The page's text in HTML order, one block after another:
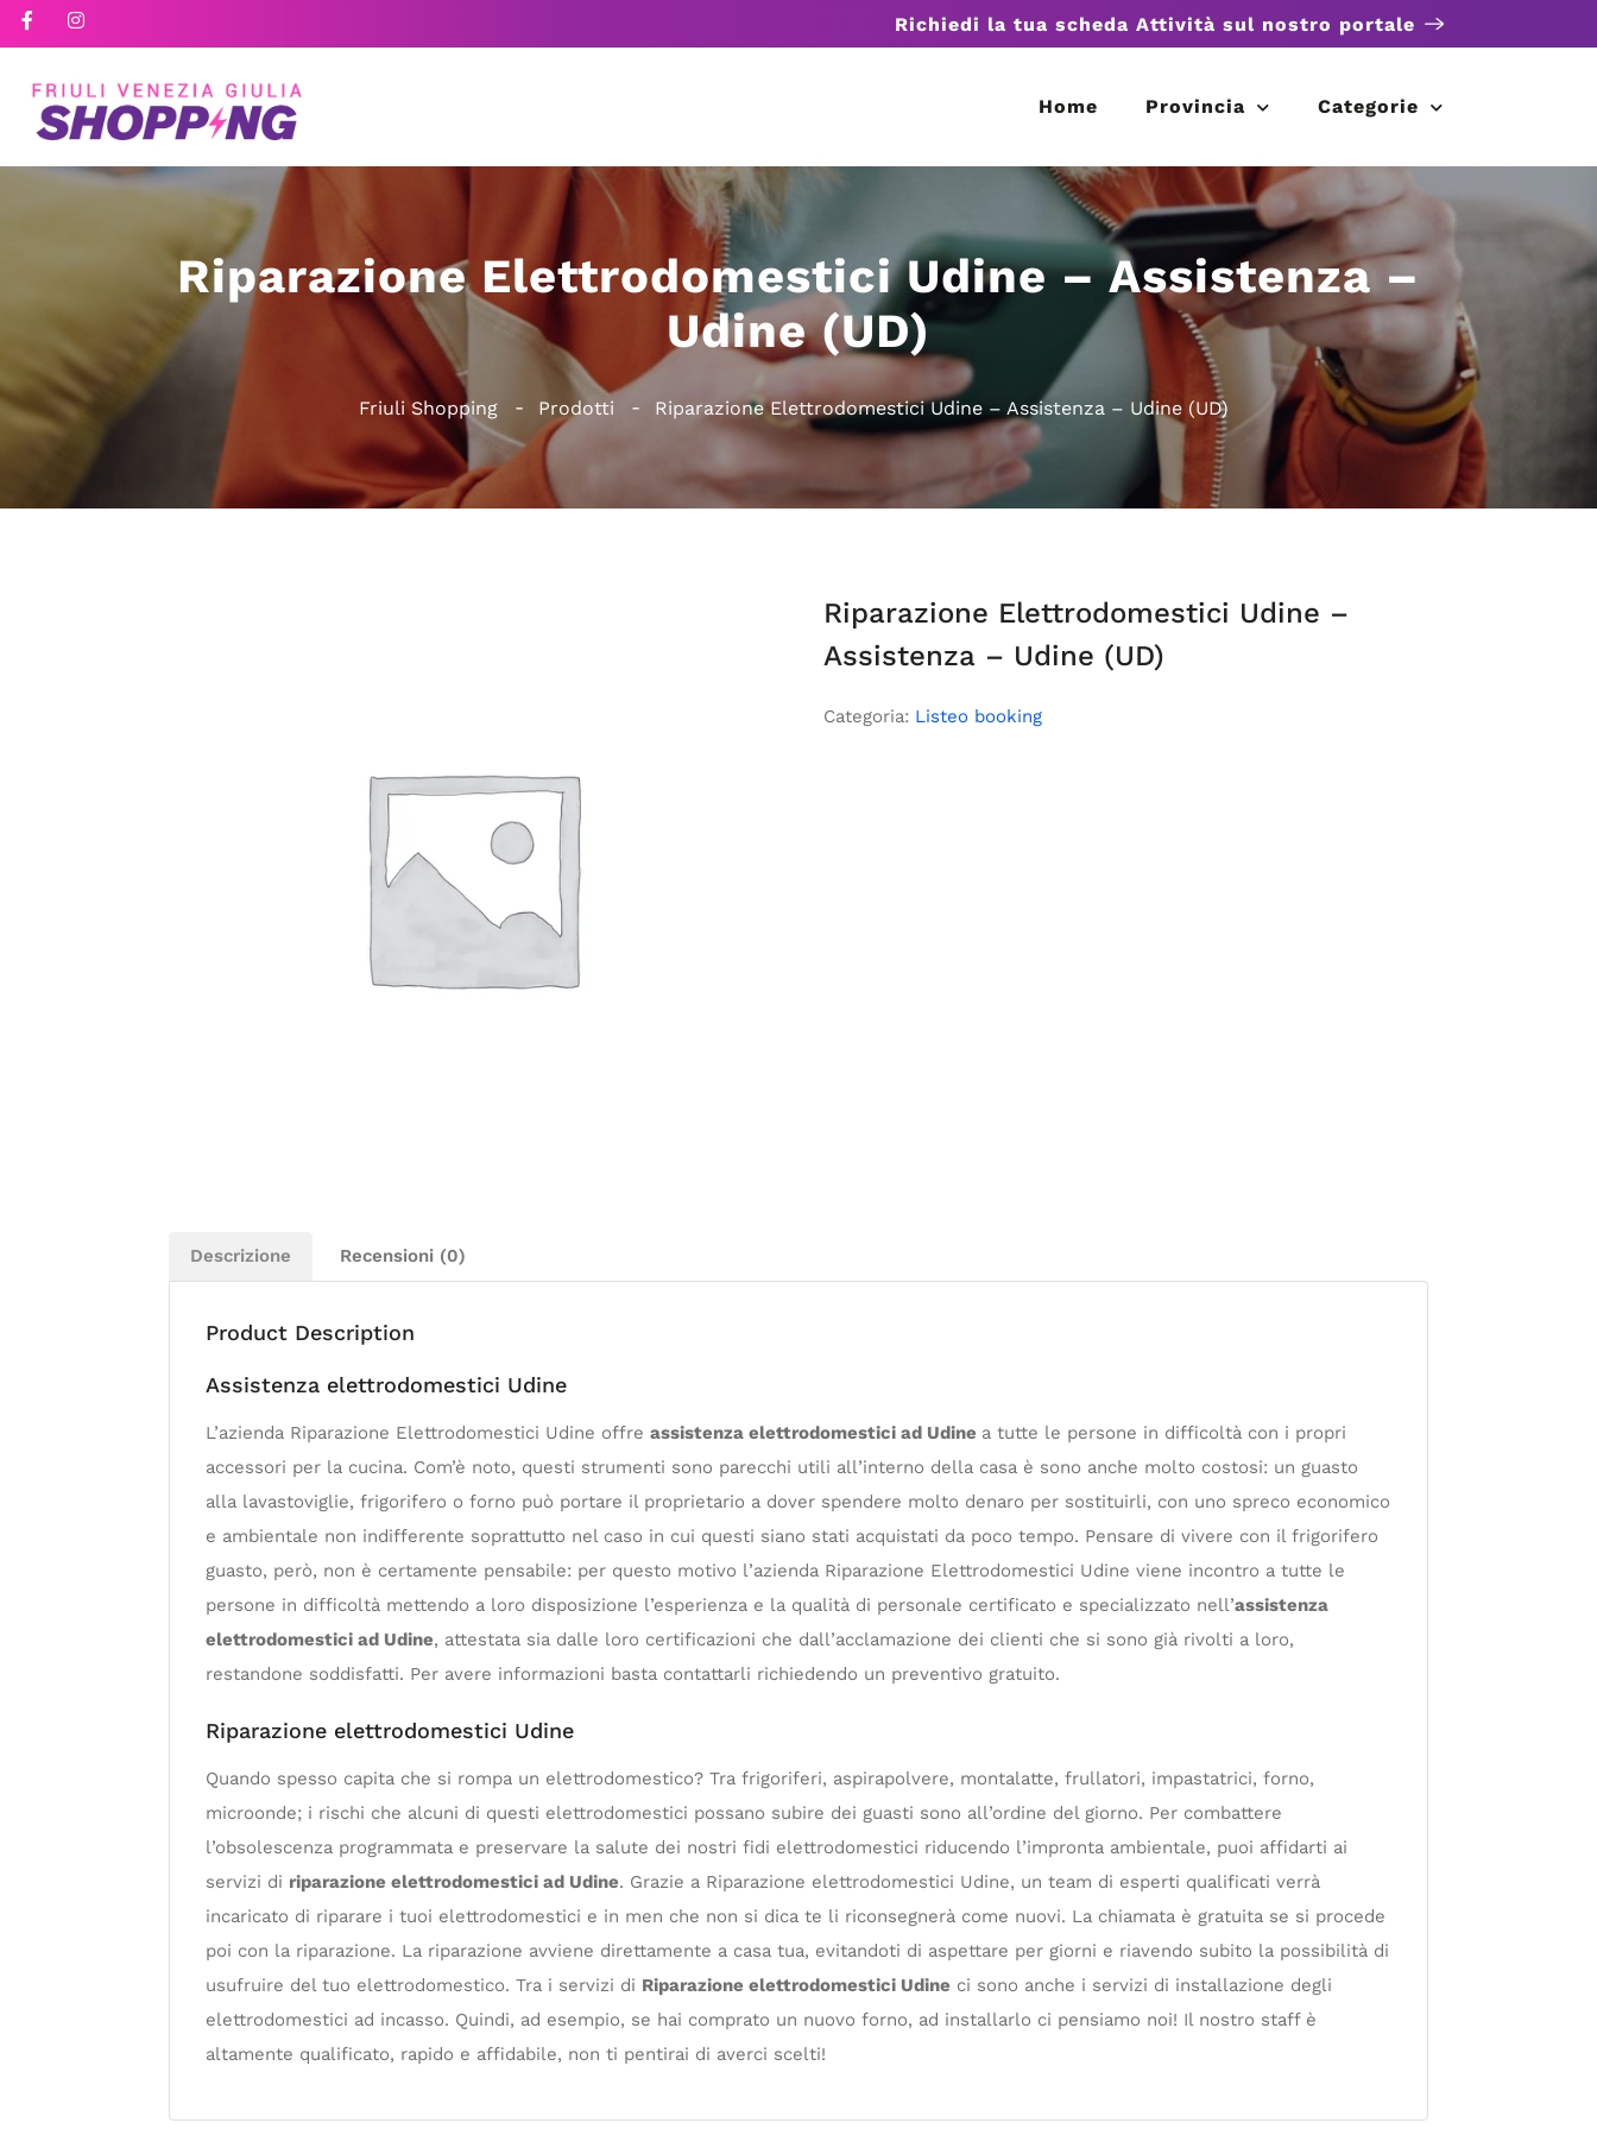
Richiedi la tua scheda Attività sul nostro portale
Home Provincia Categorie
Riparazione Elettrodomestici Udine – Assistenza –
Udine (UD)
Friuli Shopping Prodotti Riparazione Elettrodomestici Udine – Assistenza – Udine (UD)
Riparazione Elettrodomestici Udine –
Assistenza – Udine (UD)
Categoria: Listeo booking
Descrizione Recensioni (0)
Product Description
Assistenza elettrodomestici Udine
L’azienda Riparazione Elettrodomestici Udine offre assistenza elettrodomestici ad Udine a tutte le persone in difficoltà con i propri
accessori per la cucina. Com’è noto, questi strumenti sono parecchi utili all’interno della casa è sono anche molto costosi: un guasto
alla lavastoviglie, frigorifero o forno può portare il proprietario a dover spendere molto denaro per sostituirli, con uno spreco economico
e ambientale non indifferente soprattutto nel caso in cui questi siano stati acquistati da poco tempo. Pensare di vivere con il frigorifero
guasto, però, non è certamente pensabile: per questo motivo l’azienda Riparazione Elettrodomestici Udine viene incontro a tutte le
persone in difficoltà mettendo a loro disposizione l’esperienza e la qualità di personale certificato e specializzato nell’assistenza
elettrodomestici ad Udine, attestata sia dalle loro certificazioni che dall’acclamazione dei clienti che si sono già rivolti a loro,
restandone soddisfatti. Per avere informazioni basta contattarli richiedendo un preventivo gratuito.
Riparazione elettrodomestici Udine
Quando spesso capita che si rompa un elettrodomestico? Tra frigoriferi, aspirapolvere, montalatte, frullatori, impastatrici, forno,
microonde; i rischi che alcuni di questi elettrodomestici possano subire dei guasti sono all’ordine del giorno. Per combattere
l’obsolescenza programmata e preservare la salute dei nostri fidi elettrodomestici riducendo l’impronta ambientale, puoi affidarti ai
servizi di riparazione elettrodomestici ad Udine. Grazie a Riparazione elettrodomestici Udine, un team di esperti qualificati verrà
incaricato di riparare i tuoi elettrodomestici e in men che non si dica te li riconsegnerà come nuovi. La chiamata è gratuita se si procede
poi con la riparazione. La riparazione avviene direttamente a casa tua, evitandoti di aspettare per giorni e riavendo subito la possibilità di
usufruire del tuo elettrodomestico. Tra i servizi di Riparazione elettrodomestici Udine ci sono anche i servizi di installazione degli
elettrodomestici ad incasso. Quindi, ad esempio, se hai comprato un nuovo forno, ad installarlo ci pensiamo noi! Il nostro staff è
altamente qualificato, rapido e affidabile, non ti pentirai di averci scelti!